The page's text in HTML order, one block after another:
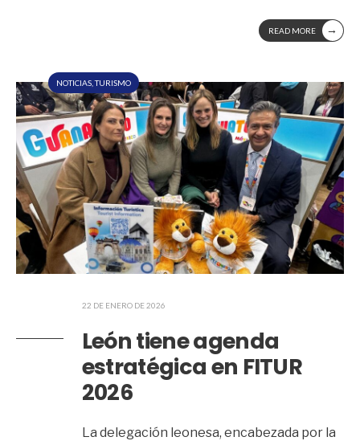
READ MORE →
NOTICIAS ,TURISMO
22 DE ENERO DE 2026
León tiene agenda
estratégica en FITUR
2026
La delegación leonesa, encabezada por la